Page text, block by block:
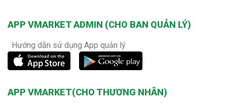
APP VMARKET ADMIN (CHO BAN QUẢN LÝ)
Hướng dẫn sử dụng App quản lý
APP VMARKET(CHO THƯƠNG NHÂN)